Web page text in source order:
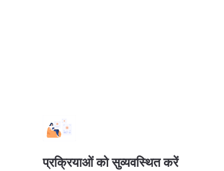
प्रक्रियाओं को सुव्यवस्थित करें